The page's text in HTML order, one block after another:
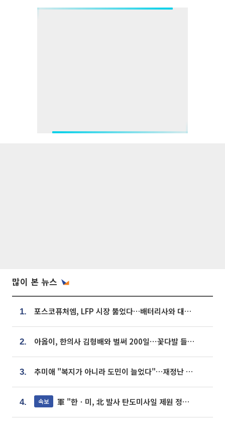
많이 본 뉴스
1. 포스코퓨처엠, LFP 시장 뚫었다…배터리사와 대규모 장기 공급 합의
2. 아옳이, 한의사 김형배와 벌써 200일⋯꽃다발 들고 "프러포즈 아냐"
3. 추미애 "복지가 아니라 도민이 늘었다"…재정난 책임론 정면돌파
4. 속보 軍 "한ㆍ미, 北 발사 탄도미사일 제원 정밀분석 중"